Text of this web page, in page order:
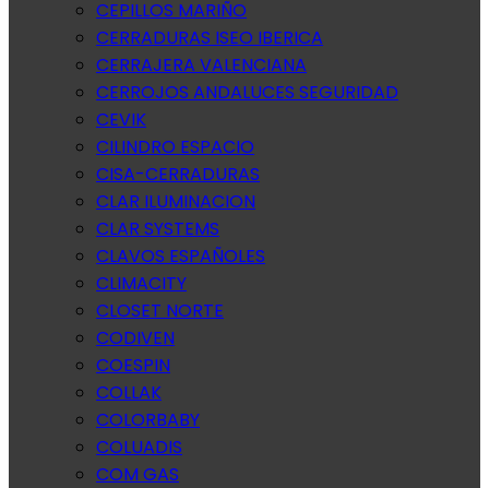
CEPILLOS MARIÑO
CERRADURAS ISEO IBERICA
CERRAJERA VALENCIANA
CERROJOS ANDALUCES SEGURIDAD
CEVIK
CILINDRO ESPACIO
CISA-CERRADURAS
CLAR ILUMINACION
CLAR SYSTEMS
CLAVOS ESPAÑOLES
CLIMACITY
CLOSET NORTE
CODIVEN
COESPIN
COLLAK
COLORBABY
COLUADIS
COM GAS